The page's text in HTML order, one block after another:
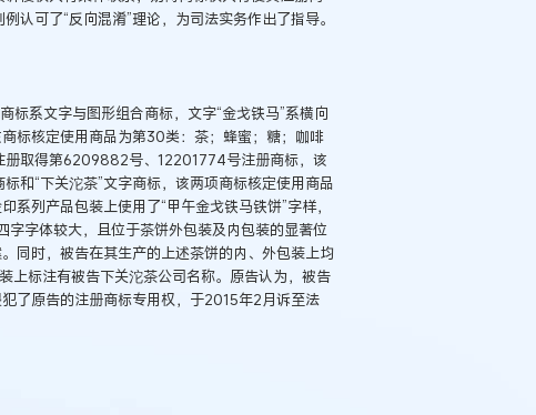
认可了“反向混淆”理论，为司法实务作出了指导。
系文字与图形组合商标，文字“金戈铁马”系横向
标核定使用商品为第30类：茶；蜂蜜；糖；咖啡
取得第6209882号、12201774号注册商标，该
和“下关沱茶”文字商标，该两项商标核定使用商品
列产品包装上使用了“甲午金戈铁马铁饼”字样，
字字体较大，且位于茶饼外包装及内包装的显著位
同时，被告在其生产的上述茶饼的内、外包装上均
上标注有被告下关沱茶公司名称。原告认为，被告
了原告的注册商标专用权，于2015年2月诉至法